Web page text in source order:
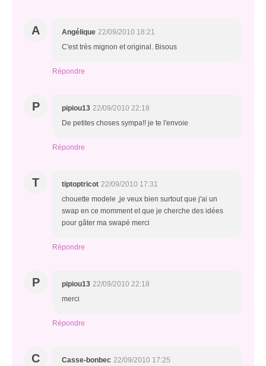
A Angélique 22/09/2010 18:21
C'est très mignon et original. Bisous
Répondre
P pipiou13 22/09/2010 22:18
De petites choses sympa!! je te l'envoie
Répondre
T tiptoptricot 22/09/2010 17:31
chouette modele ,je veux bien surtout que j'ai un
swap en ce momment et que je cherche des idées
pour gâter ma swapé merci
Répondre
P pipiou13 22/09/2010 22:18
merci
Répondre
C Casse-bonbec 22/09/2010 17:25